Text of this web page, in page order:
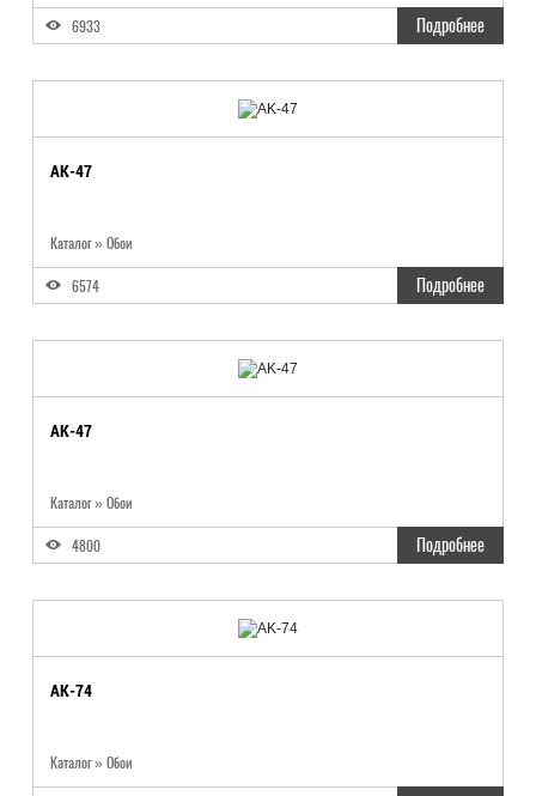
6933 Подробнее
AK-47
Каталог» Обои
6574 Подробнее
AK-47
Каталог» Обои
4800 Подробнее
AK-74
Каталог» Обои